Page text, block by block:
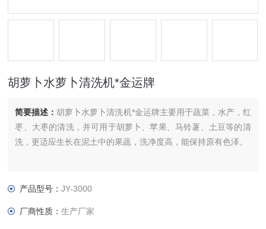
胡萝卜水萝卜清洗机*金运牌
简要描述：胡萝卜水萝卜清洗机*金运牌主要用于蔬菜，水产，红
枣、大枣的清洗，并可用于胡萝卜、苹果、马铃薯、土豆等的清
洗，更适应生长在泥土中的果蔬，洗净度高，能保持原有色泽。
产品型号：JY-3000
厂商性质：生产厂家